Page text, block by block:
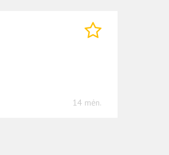
14 mėn.